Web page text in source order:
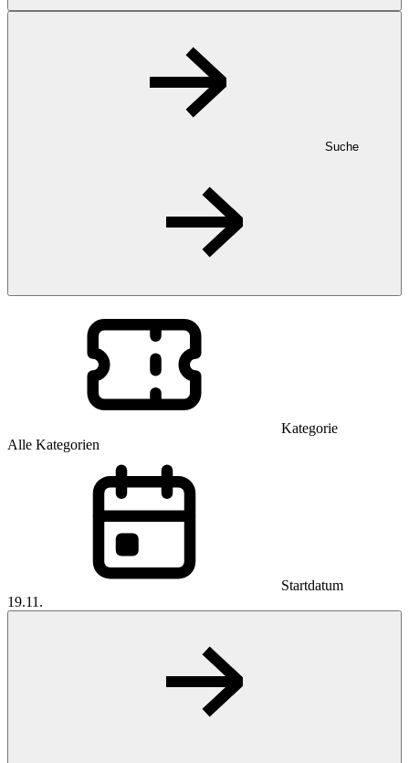
Suche
Kategorie
Alle Kategorien
Startdatum
19.11.